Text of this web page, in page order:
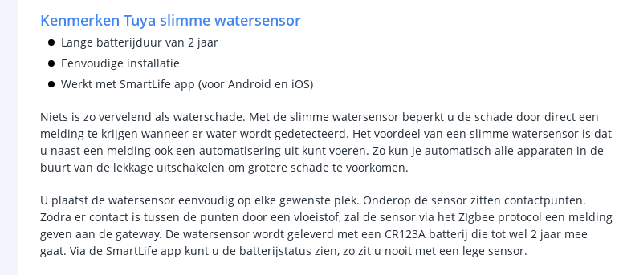
Kenmerken Tuya slimme watersensor
Lange batterijduur van 2 jaar
Eenvoudige installatie
Werkt met SmartLife app (voor Android en iOS)
Niets is zo vervelend als waterschade. Met de slimme watersensor beperkt u de schade door direct een
melding te krijgen wanneer er water wordt gedetecteerd. Het voordeel van een slimme watersensor is dat
u naast een melding ook een automatisering uit kunt voeren. Zo kun je automatisch alle apparaten in de
buurt van de lekkage uitschakelen om grotere schade te voorkomen.
U plaatst de watersensor eenvoudig op elke gewenste plek. Onderop de sensor zitten contactpunten.
Zodra er contact is tussen de punten door een vloeistof, zal de sensor via het ZIgbee protocol een melding
geven aan de gateway. De watersensor wordt geleverd met een CR123A batterij die tot wel 2 jaar mee
gaat. Via de SmartLife app kunt u de batterijstatus zien, zo zit u nooit met een lege sensor.